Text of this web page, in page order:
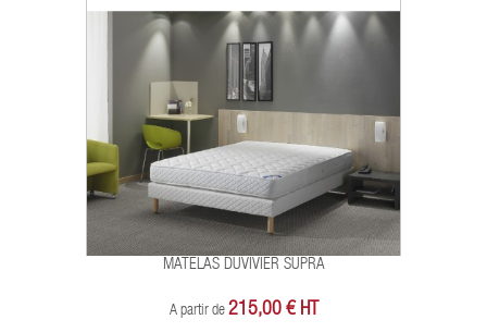
MATELAS DUVIVIER SUPRA
A partir de 215,00 € HT